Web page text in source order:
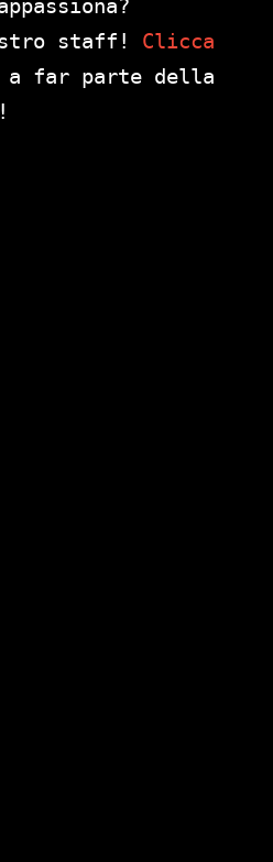
staff! Clicca
a far parte della